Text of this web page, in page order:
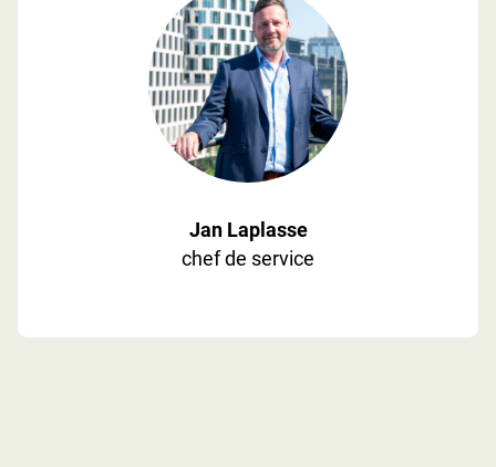
Jan Laplasse
chef de service